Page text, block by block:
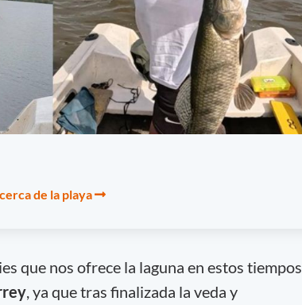
de la playa
que nos ofrece la laguna en estos tiempos
, ya que tras finalizada la veda y